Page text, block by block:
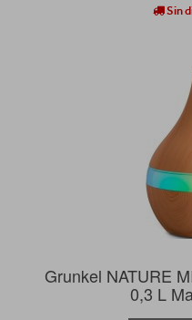
Sin
Grunkel NATURE
0,3 L